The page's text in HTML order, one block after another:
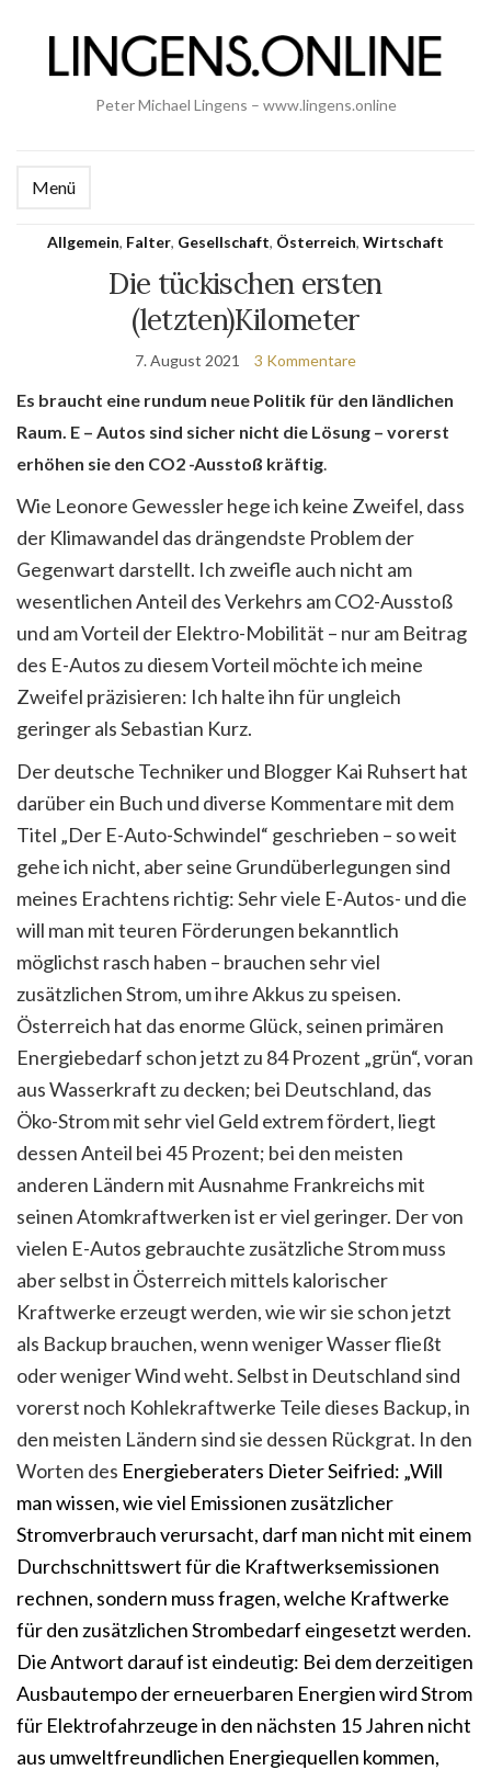
Peter Michael Lingens – www.lingens.online
Menü
Allgemein, Falter, Gesellschaft, Österreich, Wirtschaft
Die tückischen ersten
(letzten)Kilometer
7. August 2021 3 Kommentare
Es braucht eine rundum neue Politik für den ländlichen
Raum. E – Autos sind sicher nicht die Lösung – vorerst
erhöhen sie den CO2 -Ausstoß kräftig.
Wie Leonore Gewessler hege ich keine Zweifel, dass
der Klimawandel das drängendste Problem der
Gegenwart darstellt. Ich zweifle auch nicht am
wesentlichen Anteil des Verkehrs am CO2-Ausstoß
und am Vorteil der Elektro-Mobilität – nur am Beitrag
des E-Autos zu diesem Vorteil möchte ich meine
Zweifel präzisieren: Ich halte ihn für ungleich
geringer als Sebastian Kurz.
Der deutsche Techniker und Blogger Kai Ruhsert hat
darüber ein Buch und diverse Kommentare mit dem
Titel „Der E-Auto-Schwindel“ geschrieben – so weit
gehe ich nicht, aber seine Grundüberlegungen sind
meines Erachtens richtig: Sehr viele E-Autos- und die
will man mit teuren Förderungen bekanntlich
möglichst rasch haben – brauchen sehr viel
zusätzlichen Strom, um ihre Akkus zu speisen.
Österreich hat das enorme Glück, seinen primären
Energiebedarf schon jetzt zu 84 Prozent „grün“, voran
aus Wasserkraft zu decken; bei Deutschland, das
Öko-Strom mit sehr viel Geld extrem fördert, liegt
dessen Anteil bei 45 Prozent; bei den meisten
anderen Ländern mit Ausnahme Frankreichs mit
seinen Atomkraftwerken ist er viel geringer. Der von
vielen E-Autos gebrauchte zusätzliche Strom muss
aber selbst in Österreich mittels kalorischer
Kraftwerke erzeugt werden, wie wir sie schon jetzt
als Backup brauchen, wenn weniger Wasser fließt
oder weniger Wind weht. Selbst in Deutschland sind
vorerst noch Kohlekraftwerke Teile dieses Backup, in
den meisten Ländern sind sie dessen Rückgrat. In den
Worten des Energieberaters Dieter Seifried: „Will
man wissen, wie viel Emissionen zusätzlicher
Stromverbrauch verursacht, darf man nicht mit einem
Durchschnittswert für die Kraftwerksemissionen
rechnen, sondern muss fragen, welche Kraftwerke
für den zusätzlichen Strombedarf eingesetzt werden.
Die Antwort darauf ist eindeutig: Bei dem derzeitigen
Ausbautempo der erneuerbaren Energien wird Strom
für Elektrofahrzeuge in den nächsten 15 Jahren nicht
aus umweltfreundlichen Energiequellen kommen,